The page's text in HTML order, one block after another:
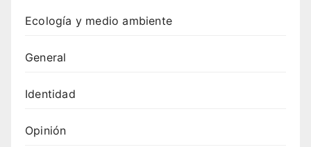
Ecología y medio ambiente
General
Identidad
Opinión